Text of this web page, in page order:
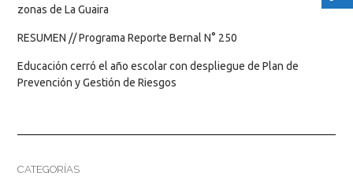
zonas de La Guaira
RESUMEN // Programa Reporte Bernal N° 250
Educación cerró el año escolar con despliegue de Plan de
Prevención y Gestión de Riesgos
CATEGORÍAS